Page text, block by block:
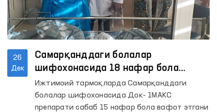
26
Дек
Самарқанддаги болалар
шифохонасида 18 нафар бола
вафот этгани бўйича Болалар
Омбудсмани мониторинг ўтказди
Ижтимоий тармоқларда Самарқанддаги
болалар шифохонасида Док- 1МАКС
препарати сабаб 15 нафар бола вафот этгани